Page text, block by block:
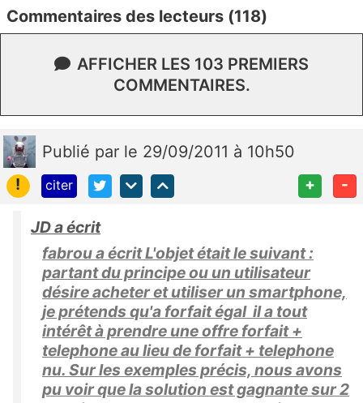
Commentaires des lecteurs (118)
AFFICHER LES 103 PREMIERS
COMMENTAIRES.
Publié par le 29/09/2011 à 10h50
!
citer + -
JD a écrit
fabrou a écrit L'objet était le suivant :
partant du principe ou un utilisateur
désire acheter et utiliser un smartphone,
je prétends qu'a forfait égal il a tout
intérêt à prendre une offre forfait +
telephone au lieu de forfait + telephone
nu. Sur les exemples précis, nous avons
pu voir que la solution est gagnante sur 2